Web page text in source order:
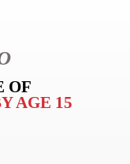
OF
AGE 15